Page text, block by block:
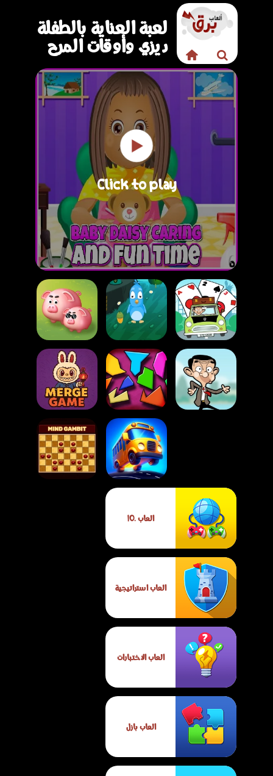
لعبة العناية بالطفلة
ديزي وأوقات المرح
Click to play
لعبة مزرعة الكتل لعبة إنقاذ الأرنب
لعبة مغامرات
السوليتير مع مستر
بين
لعبة دمج الكائنات
لعبة تركيب الصور
الممتعة
المرور
العاب .IO
العاب استراتيجية
العاب الاختبارات
العاب بازل